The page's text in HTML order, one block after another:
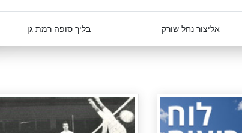
בליך סופה רמת גן אליצור נחל שורק